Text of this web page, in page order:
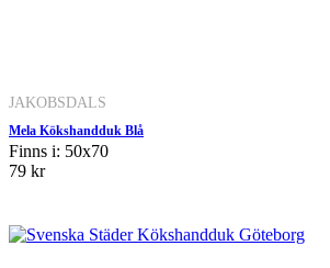
JAKOBSDALS
Mela Kökshandduk Blå
Finns i: 50x70
79 kr